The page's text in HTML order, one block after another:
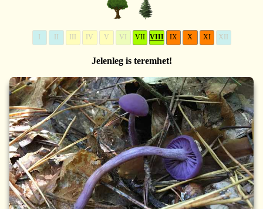
IV V VI VII VIII IX X XI XII
Jelenleg is teremhet!